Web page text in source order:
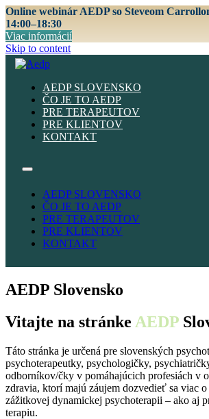
Online webinár AEDP so Steveom
14:00–18:30
Viac informácií
Skip to content
AEDP SLOVENSKO
ČO JE TO AEDP
PRE TERAPEUTOV
PRE KLIENTOV
KONTAKT
AEDP SLOVENSKO
ČO JE TO AEDP
PRE TERAPEUTOV
PRE KLIENTOV
KONTAKT
AEDP Slovensko
Vitajte na stránke AEDP
Táto stránka je určená pre slovenských
psychoterapeutky, psychologičky,
odborníkov/čky v pomáhajúcich profesiách v
zdravia, ktorí majú záujem dozvedieť sa viac
zážitkovej dynamickej psychoterapii – ako aj
terapiu.